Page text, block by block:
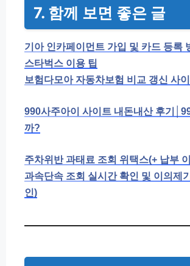
7. 함께 보면 좋은 글
기아 인카페이먼트 가입 및 카드 등록
스타벅스 이용 팁
보험다모아 자동차보험 비교 갱신 사
990사주아이 사이트 내돈내산 후기
까?
주차위반 과태료 조회 위택스(+ 납부
과속단속 조회 실시간 확인 및 이의제
인)